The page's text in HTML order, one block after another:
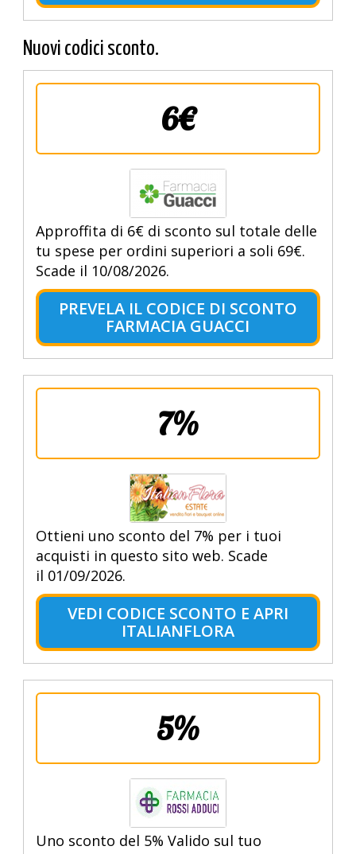
Nuovi codici sconto.
6€
Approffita di 6€ di sconto sul totale delle
tu spese per ordini superiori a soli 69€.
Scade il 10/08/2026.
PREVELA IL CODICE DI SCONTO
FARMACIA GUACCI
7%
Ottieni uno sconto del 7% per i tuoi
acquisti in questo sito web. Scade
il 01/09/2026.
VEDI CODICE SCONTO E APRI
ITALIANFLORA
5%
Uno sconto del 5% Valido sul tuo